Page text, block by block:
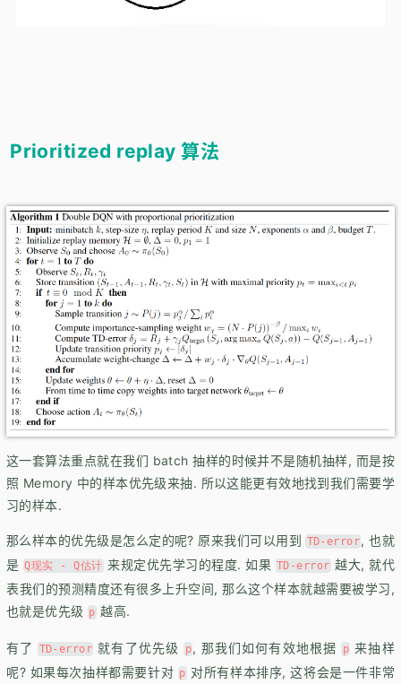
Prioritized replay 算法
这一套算法重点就在我们 batch 抽样的时候并不是随机抽样, 而是按
照 Memory 中的样本优先级来抽. 所以这能更有效地找到我们需要学
习的样本.
那么样本的优先级是怎么定的呢? 原来我们可以用到 TD-error, 也就
是 Q现实 - Q估计 来规定优先学习的程度. 如果 TD-error 越大, 就代
表我们的预测精度还有很多上升空间, 那么这个样本就越需要被学习,
也就是优先级 p 越高.
有了 TD-error 就有了优先级 p, 那我们如何有效地根据 p 来抽样
呢? 如果每次抽样都需要针对 p 对所有样本排序, 这将会是一件非常